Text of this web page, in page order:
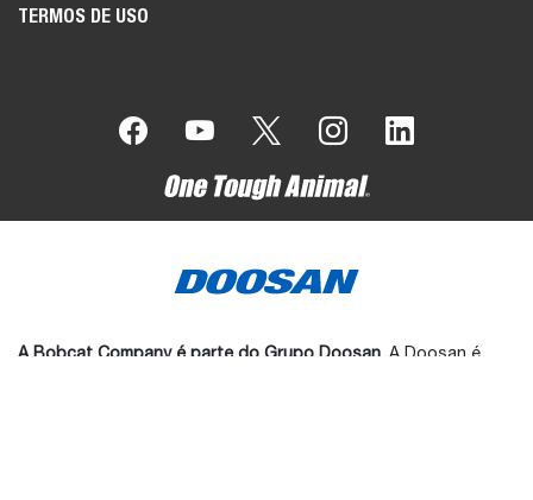
TERMOS DE USO
A Bobcat Company é parte do Grupo Doosan . A Doosan é